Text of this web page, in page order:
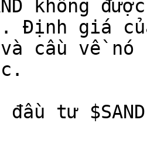
không
Định giá
cầu về
đầu tư